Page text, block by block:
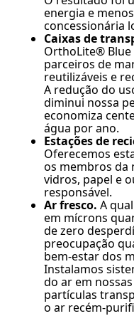
energia e
concessionária
Caixas de
OrthoLite® Blue
parceiros de
reutilizáveis e
A redução do
diminui nossa
economiza
água por ano.
Estações de
Oferecemos
os membros da
vidros, papel e
responsável.
Ar fresco. A
em mícrons
de zero
preocupação
bem-estar dos
Instalamos
do ar em
partículas
o ar recém-